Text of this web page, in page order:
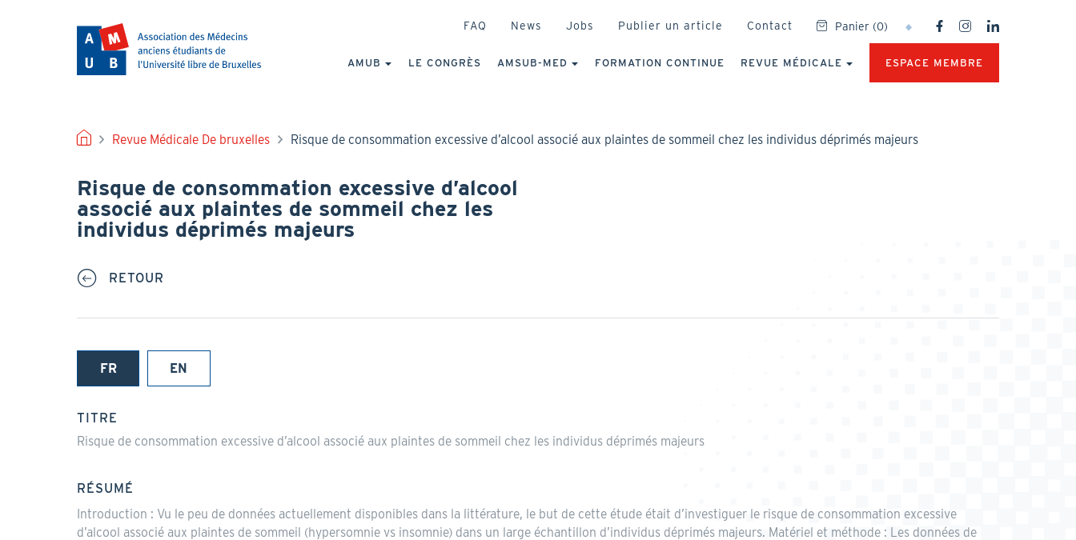
HEADER
FAQ News Jobs Publier un article Contact Panier (0)
SOCIAL
NETWORKS
PRINCIPALE
AMUB LE CONGRÈS AMSUB-MED FORMATION CONTINUE REVUE MÉDICALE ESPACE MEMBRE
FIL
D'ARIANE
Revue Médicale De bruxelles Risque de consommation excessive d’alcool associé aux plaintes de sommeil chez les individus déprimés majeurs
Risque de consommation excessive d’alcool
associé aux plaintes de sommeil chez les
individus déprimés majeurs
RETOUR
FR
(onglet
EN
TITRE
Risque de consommation excessive d’alcool associé aux plaintes de sommeil chez les individus déprimés majeurs
RÉSUMÉ
Introduction : Vu le peu de données actuellement disponibles dans la littérature, le but de cette étude était d’investiguer le risque de consommation excessive
d’alcool associé aux plaintes de sommeil (hypersomnie vs insomnie) dans un large échantillon d’individus déprimés majeurs. Matériel et méthode : Les données de